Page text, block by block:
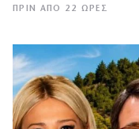
ΠΡΙΝ ΑΠΌ 22 ΏΡΕΣ